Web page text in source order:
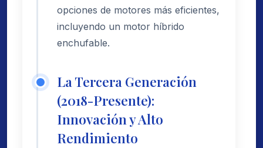
opciones de motores más eficientes,
incluyendo un motor híbrido
enchufable.
La Tercera Generación
(2018-Presente):
Innovación y Alto
Rendimiento